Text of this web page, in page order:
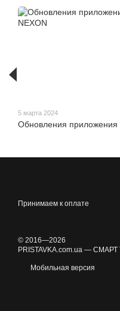
5 марта 2024
Обновления приложения
Принимаем к оплате
© 2016—2026
PRISTAVKA.com.ua — СМАРТ
Мобильная версия